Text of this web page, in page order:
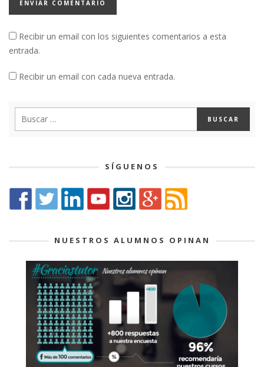
Recibir un email con los siguientes comentarios a esta
entrada.
Recibir un email con cada nueva entrada.
SÍGUENOS
NUESTROS ALUMNOS OPINAN